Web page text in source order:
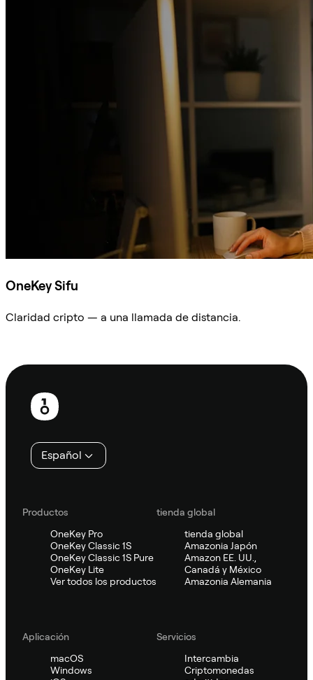
OneKey Sifu
Claridad cripto — a una llamada de distancia.
Pie
página
Español
Productos
OneKey Pro
OneKey Classic 1S
OneKey Classic 1S Pure
OneKey Lite
Ver todos los productos
tienda global
tienda global
Amazonia Japón
Amazon EE. UU.,
Canadá y México
Amazonia Alemania
Aplicación
macOS
Windows
Servicios
Intercambia
Criptomonedas